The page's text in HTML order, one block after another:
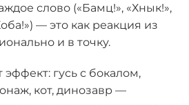
слово («Бамц!», «Хнык!»,
— это как реакция из
и в точку.
гусь с бокалом,
кот, динозавр —